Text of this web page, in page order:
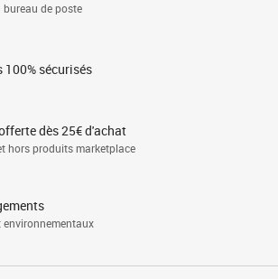
bureau de poste
100% sécurisés
dès 25€ d'achat
hors produits marketplace
environnementaux